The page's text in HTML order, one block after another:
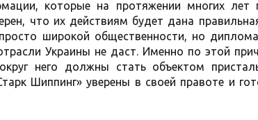
которые на протяжении многих лет
что их действиям будет дана
широкой общественности, но
Украины не даст. Именно по этой
него должны стать объектом
Шиппинг» уверены в своей правоте и